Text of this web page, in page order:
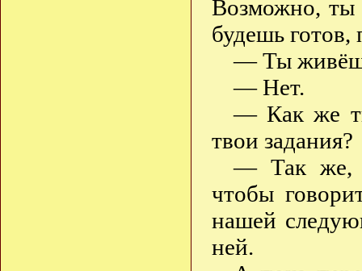
Возможно, ты
будешь готов,
— Ты
— Нет.
— Как же
твои задания?
— Так же,
чтобы
нашей
ней.